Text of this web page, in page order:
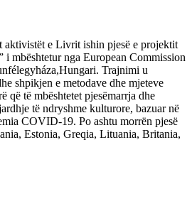
aktivistët e Livrit ishin pjesë e projektit
mbështetur nga European Commission
Trajnimi u
shpikjen e metodave dhe mjeteve
që të mbështetet pjesëmarrja dhe
të ndryshme kulturore, bazuar në
COVID-19. Po ashtu morrën pjesë
Estonia, Greqia, Lituania, Britania,